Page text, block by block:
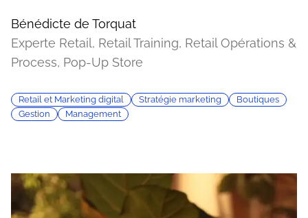
Bénédicte de Torquat
Experte Retail, Retail Training, Retail Opérations &
Process, Pop-Up Store
Retail et Marketing digital Stratégie marketing
Boutiques
Gestion
Management